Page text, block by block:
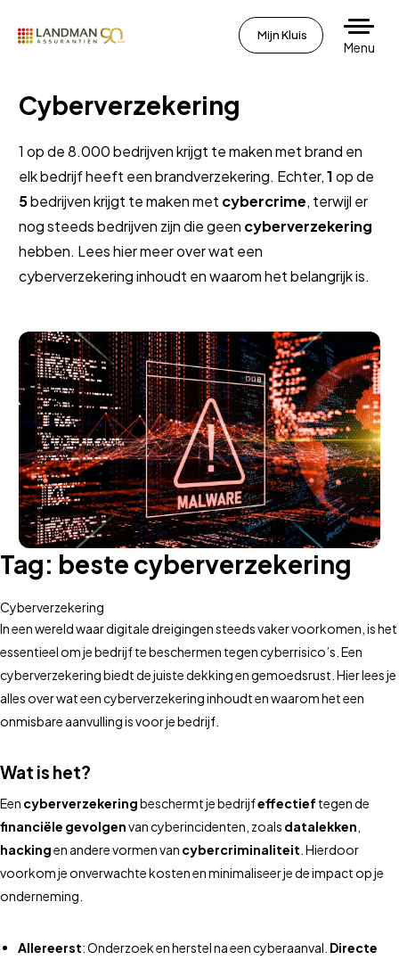
Mijn Kluis
Menu
Cyberverzekering
1 op de 8.000 bedrijven krijgt te maken met brand en
elk bedrijf heeft een brandverzekering. Echter,1op de
5bedrijven krijgt te maken met cybercrime, terwijl er
nog steeds bedrijven zijn die geen cyberverzekering
hebben. Lees hier meer over wat een
cyberverzekering inhoudt en waarom het belangrijk is.
Tag: beste cyberverzekering
Cyberverzekering
In een wereld waar digitale dreigingen steeds vaker voorkomen, is het
essentieel om je bedrijf te beschermen tegen cyberrisico’s. Een
cyberverzekering biedt de juiste dekking en gemoedsrust. Hier lees je
alles over wat een cyberverzekering inhoudt en waarom het een
onmisbare aanvulling is voor je bedrijf.
Wat is het?
Een cyberverzekeringbeschermt je bedrijfeffectief tegen de
financiële gevolgenvan cyberincidenten, zoals datalekken
hackingen andere vormen van cybercriminaliteit . Hierdoor
voorkom je onverwachte kosten en minimaliseer je de impact op je
onderneming.
Allereerst: Onderzoek en herstel na een cyberaanval. Directe